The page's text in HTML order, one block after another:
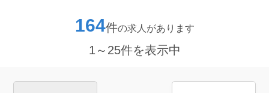
と普通自動車運転免許が必要です。整備士経験は10年以
上で、高卒以上の方が条件になります。ベテランの方に
定した給与と働きやすい環境＞ 年収360万円〜450万円
が整っています。
164件の求人があります
1～25件を表示中